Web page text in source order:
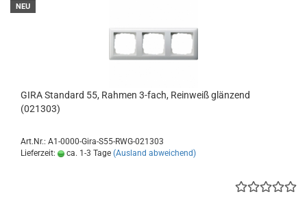
NEU
GIRA Standard 55, Rahmen 3-fach, Reinweiß glänzend
(021303)
Art.Nr.: A1-0000-Gira-S55-RWG-021303
Lieferzeit:
ca. 1-3 Tage (Ausland abweichend)